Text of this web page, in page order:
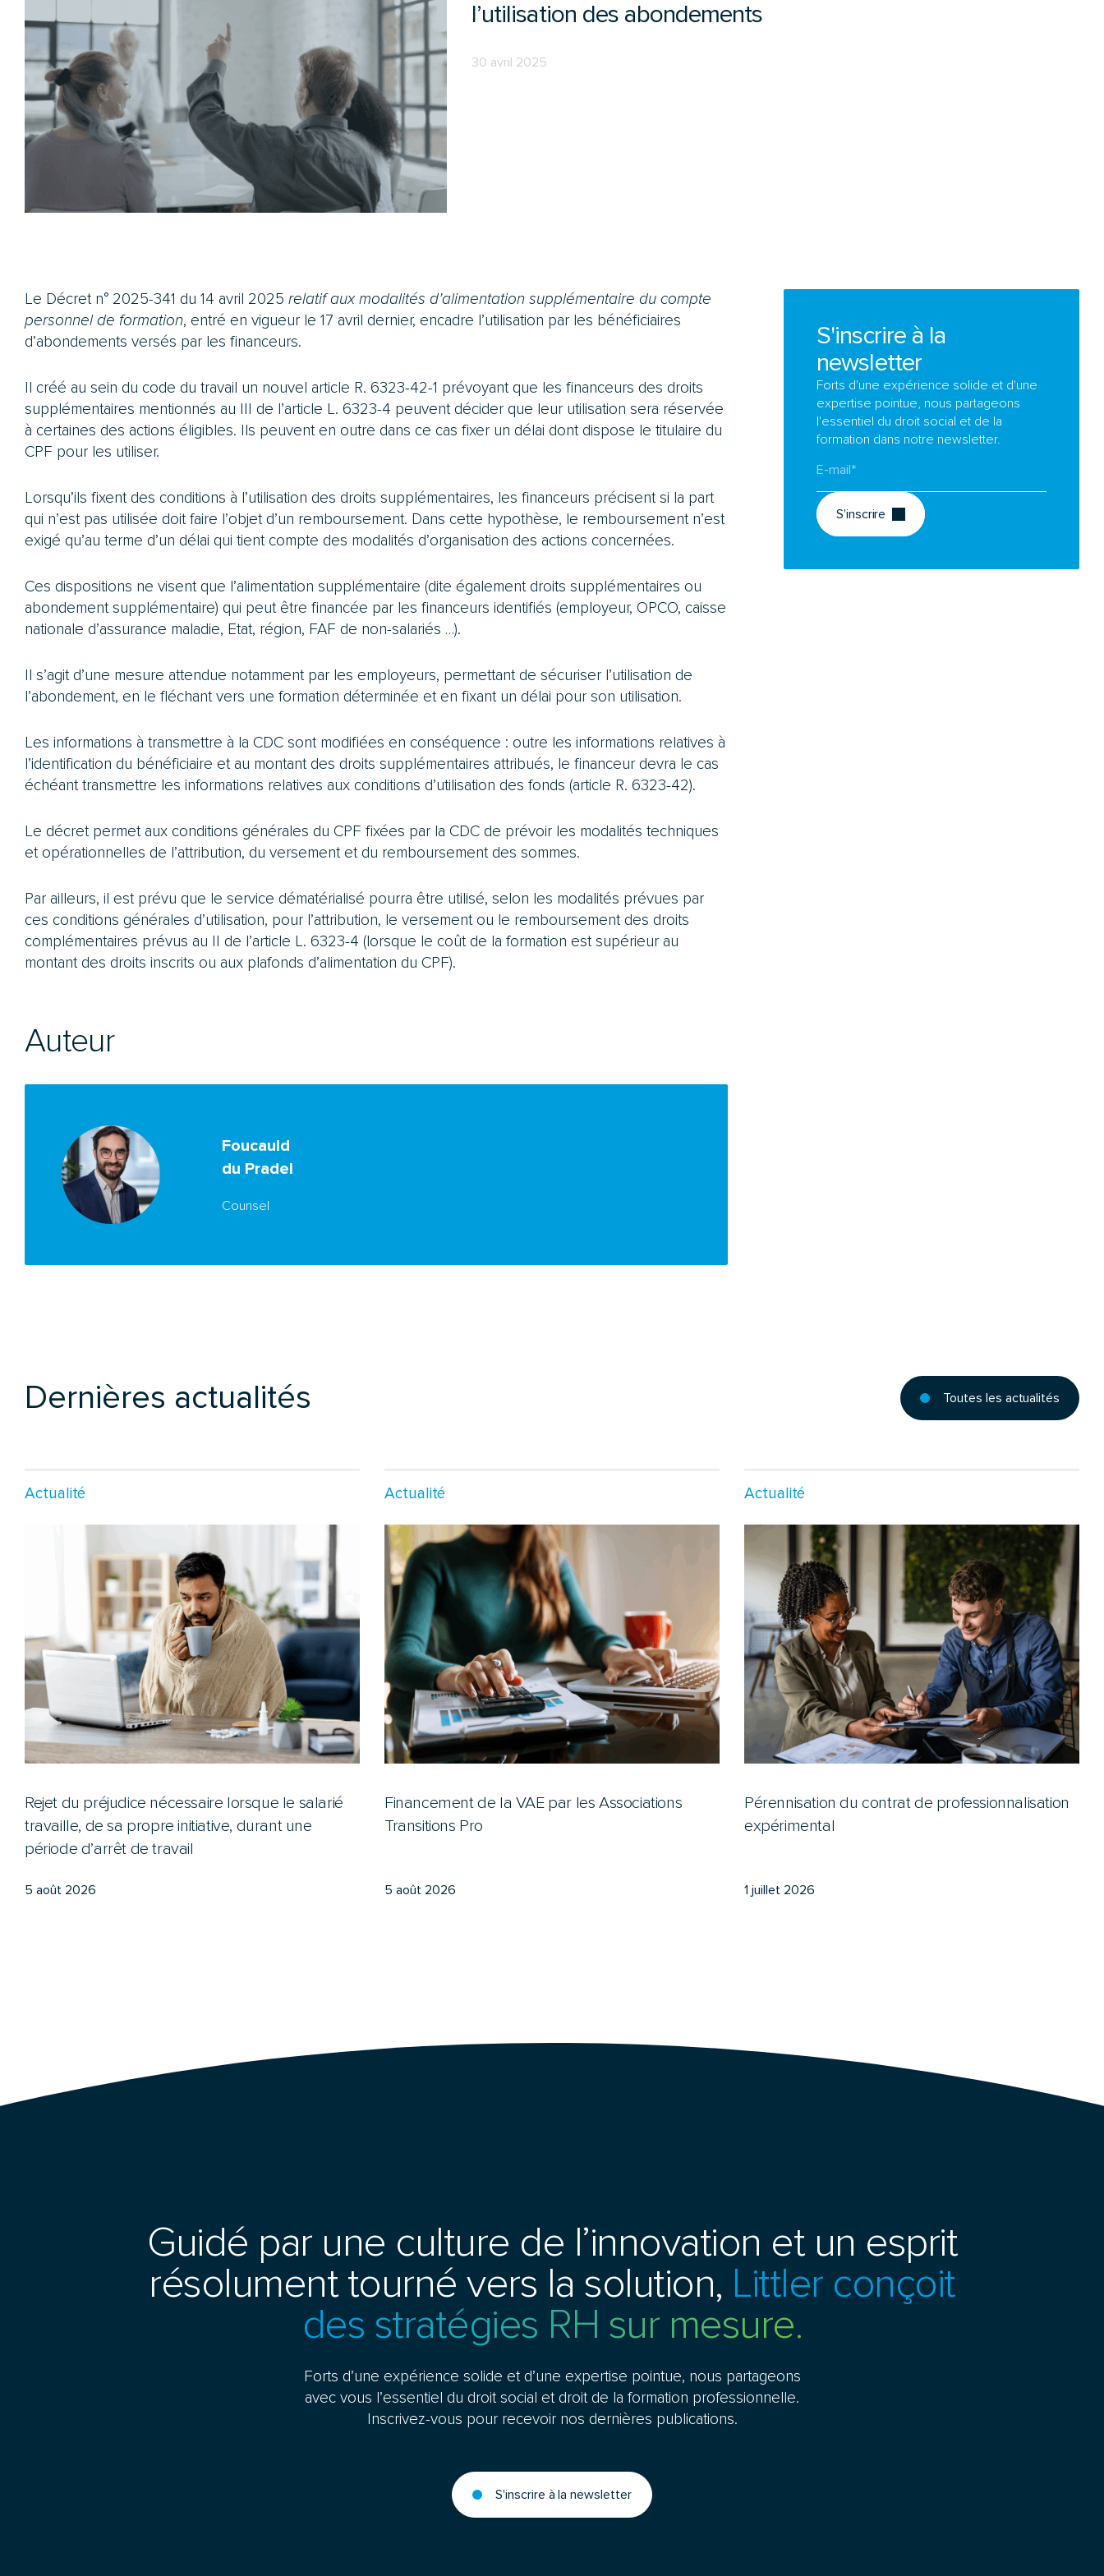
l’utilisation des abondements
30 avril 2025
Le Décret n° 2025-341 du 14 avril 2025 relatif aux modalités d’alimentation supplémentaire du compte
personnel de formation, entré en vigueur le 17 avril dernier, encadre l’utilisation par les bénéficiaires
d’abondements versés par les financeurs.
Il créé au sein du code du travail un nouvel article R. 6323-42-1 prévoyant que les financeurs des droits
supplémentaires mentionnés au III de l’article L. 6323-4 peuvent décider que leur utilisation sera réservée
à certaines des actions éligibles. Ils peuvent en outre dans ce cas fixer un délai dont dispose le titulaire du
CPF pour les utiliser.
Lorsqu’ils fixent des conditions à l’utilisation des droits supplémentaires, les financeurs précisent si la part
qui n’est pas utilisée doit faire l’objet d’un remboursement. Dans cette hypothèse, le remboursement n’est
exigé qu’au terme d’un délai qui tient compte des modalités d’organisation des actions concernées.
Ces dispositions ne visent que l’alimentation supplémentaire (dite également droits supplémentaires ou
abondement supplémentaire) qui peut être financée par les financeurs identifiés (employeur, OPCO, caisse
nationale d’assurance maladie, Etat, région, FAF de non-salariés …).
Il s’agit d’une mesure attendue notamment par les employeurs, permettant de sécuriser l’utilisation de
l’abondement, en le fléchant vers une formation déterminée et en fixant un délai pour son utilisation.
Les informations à transmettre à la CDC sont modifiées en conséquence : outre les informations relatives à
l’identification du bénéficiaire et au montant des droits supplémentaires attribués, le financeur devra le cas
échéant transmettre les informations relatives aux conditions d’utilisation des fonds (article R. 6323-42).
Le décret permet aux conditions générales du CPF fixées par la CDC de prévoir les modalités techniques
et opérationnelles de l’attribution, du versement et du remboursement des sommes.
Par ailleurs, il est prévu que le service dématérialisé pourra être utilisé, selon les modalités prévues par
ces conditions générales d’utilisation, pour l’attribution, le versement ou le remboursement des droits
complémentaires prévus au II de l’article L. 6323-4 (lorsque le coût de la formation est supérieur au
montant des droits inscrits ou aux plafonds d’alimentation du CPF).
Auteur
Foucauld
du Pradel
Counsel
S'inscrire à la
newsletter
Forts d'une expérience solide et d'une
expertise pointue, nous partageons
l'essentiel du droit social et de la
formation dans notre newsletter.
S'inscrire
Dernières actualités Toutes les actualités
Actualité
Rejet du préjudice nécessaire lorsque le salarié
travaille, de sa propre initiative, durant une
période d’arrêt de travail
5 août 2026
Actualité
Financement de la VAE par les Associations
Transitions Pro
5 août 2026
Actualité
Pérennisation du contrat de professionnalisation
expérimental
1 juillet 2026
Guidé par une culture de l’innovation et un esprit
résolument tourné vers la solution, Littler conçoit
des stratégies RH sur mesure.
Forts d’une expérience solide et d’une expertise pointue, nous partageons
avec vous l’essentiel du droit social et droit de la formation professionnelle.
Inscrivez-vous pour recevoir nos dernières publications.
S'inscrire à la newsletter